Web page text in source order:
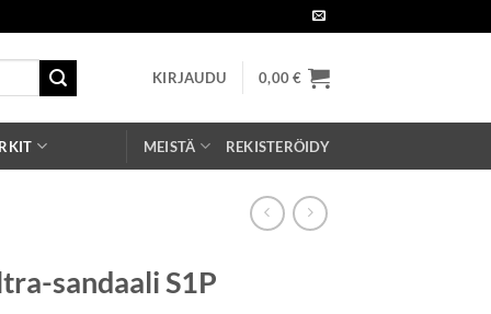
KIRJAUDU 0,00€
MEISTÄ REKISTERÖIDY
sandaali S1P